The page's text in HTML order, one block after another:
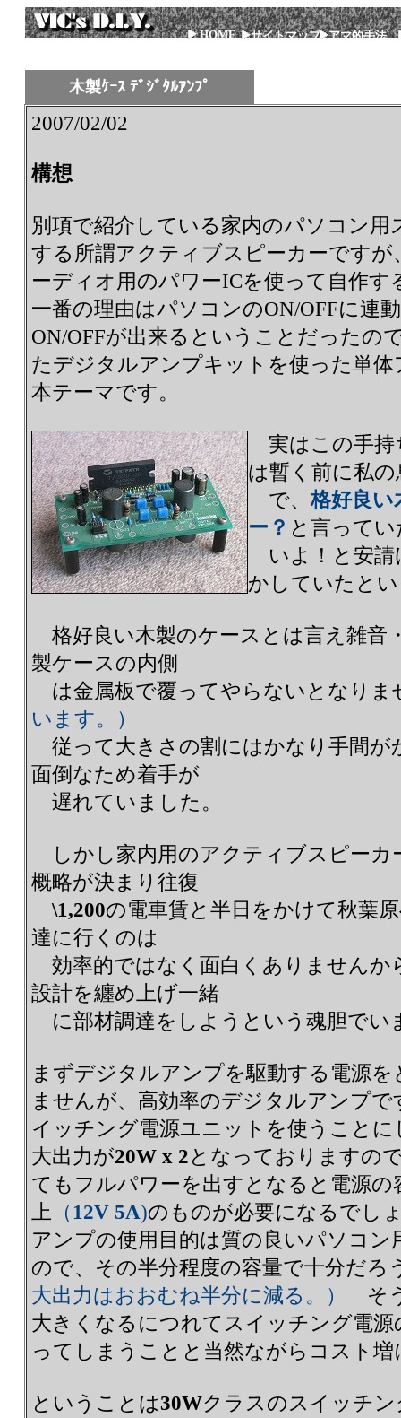
HOME サイトマップ アマ的手法
木製ｹｰｽ ﾃﾞｼﾞﾀﾙｱﾝﾌﾟ
2007/02/02
構想
別項で紹介している家内のパソコン
する所謂アクティブスピーカーです
ーディオ用のパワーICを使って自作
一番の理由はパソコンのON/OFFに連
ON/OFFが出来るということだったの
たデジタルアンプキットを使った単
本テーマです。
実はこの手持
は暫く前に私
で、 格好良い
ー？ と言って
いよ！と安請
かしていたと
格好良い木製のケースとは言え雑音
製ケースの内側
は金属板で覆ってやらないとなりま
います。）
従って大きさの割にはかなり手間が
面倒なため着手が
遅れていました。
しかし家内用のアクティブスピーカ
概略が決まり往復
\1,200の電車賃と半日をかけて秋葉
達に行くのは
効率的ではなく面白くありませんか
設計を纏め上げ一緒
に部材調達をしようという魂胆でい
まずデジタルアンプを駆動する電源
ませんが、高効率のデジタルアンプ
イッチング電源ユニットを使うこと
大出力が20W x 2となっておりますの
てもフルパワーを出すとなると電源の
上
（12V 5A)のものが必要になるで
アンプの使用目的は質の良いパソコ
ので、その半分程度の容量で十分だろ
大出力はおおむね半分に減る。）
そ
大きくなるにつれてスイッチング電
ってしまうことと当然ながらコスト
ということは30Wクラスのスイッチ